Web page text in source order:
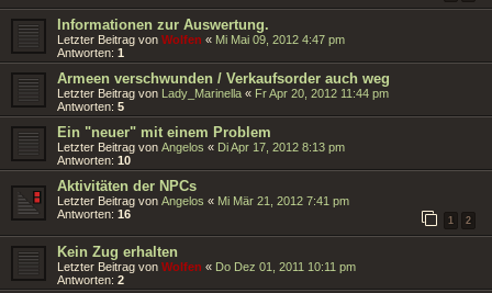
Informationen zur Auswertung.
Letzter Beitrag von Wolfen « Mi Mai 09, 2012 4:47 pm
Antworten: 1
Armeen verschwunden / Verkaufsorder auch weg
Letzter Beitrag von Lady_Marinella « Fr Apr 20, 2012 11:44 pm
Antworten: 5
Ein "neuer" mit einem Problem
Letzter Beitrag von Angelos « Di Apr 17, 2012 8:13 pm
Antworten: 10
Aktivitäten der NPCs
Letzter Beitrag von Angelos « Mi Mär 21, 2012 7:41 pm
Antworten: 16
1 2
Kein Zug erhalten
Letzter Beitrag von Wolfen « Do Dez 01, 2011 10:11 pm
Antworten: 2